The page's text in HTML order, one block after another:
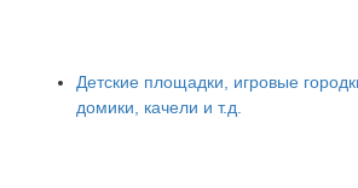
Детские площадки, игровые
домики, качели и т.д.